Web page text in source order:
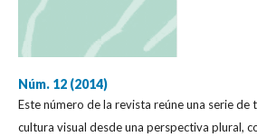
Núm. 12 (2014)
Este número de la revista reúne una serie
cultura visual desde una perspectiva plural,